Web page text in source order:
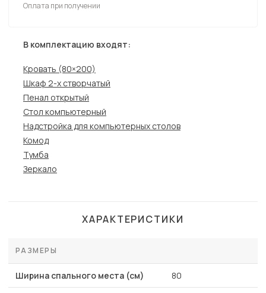
Оплата при получении
В комплектацию входят:
Кровать (80×200)
Шкаф 2-х створчатый
Пенал открытый
Стол компьютерный
Надстройка для компьютерных столов
Комод
Тумба
Зеркало
ХАРАКТЕРИСТИКИ
РАЗМЕРЫ
Ширина спального места (см) 80